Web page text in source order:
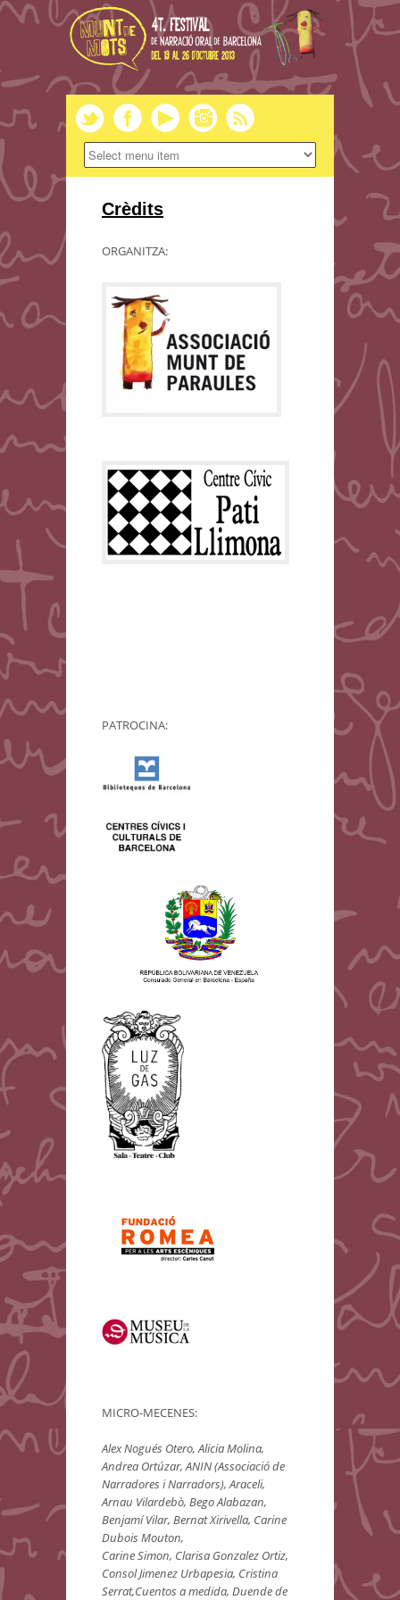
Crèdits
ORGANITZA:
PATROCINA:
MICRO-MECENES:
Alex Nogués Otero, Alicia Molina,
Andrea Ortúzar, ANIN (Associació de
Narradores i Narradors), Araceli,
Arnau Vilardebò, Bego Alabazan,
Benjamí Vilar, Bernat Xirivella, Carine
Dubois Mouton,
Carine Simon, Clarisa Gonzalez Ortiz,
Consol Jimenez Urbapesia, Cristina
Serrat,Cuentos a medida, Duende de